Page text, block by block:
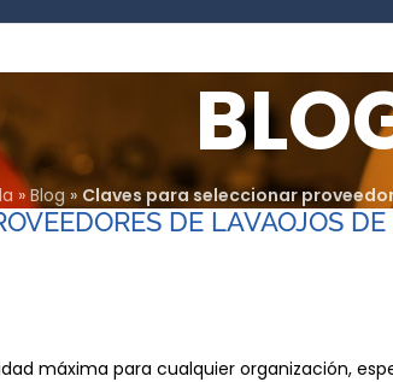
»Blog » Claves para seleccionar
DE LAVAOJOS
máxima para cualquier organización,